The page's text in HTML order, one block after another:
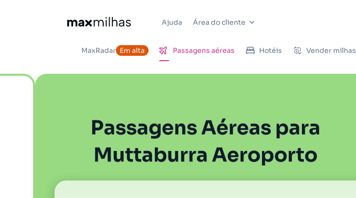
Ajuda Área do cliente
MaxRadar Em alta Passagens aéreas Hotéis Vender milhas
Passagens Aéreas para
Muttaburra Aeroporto